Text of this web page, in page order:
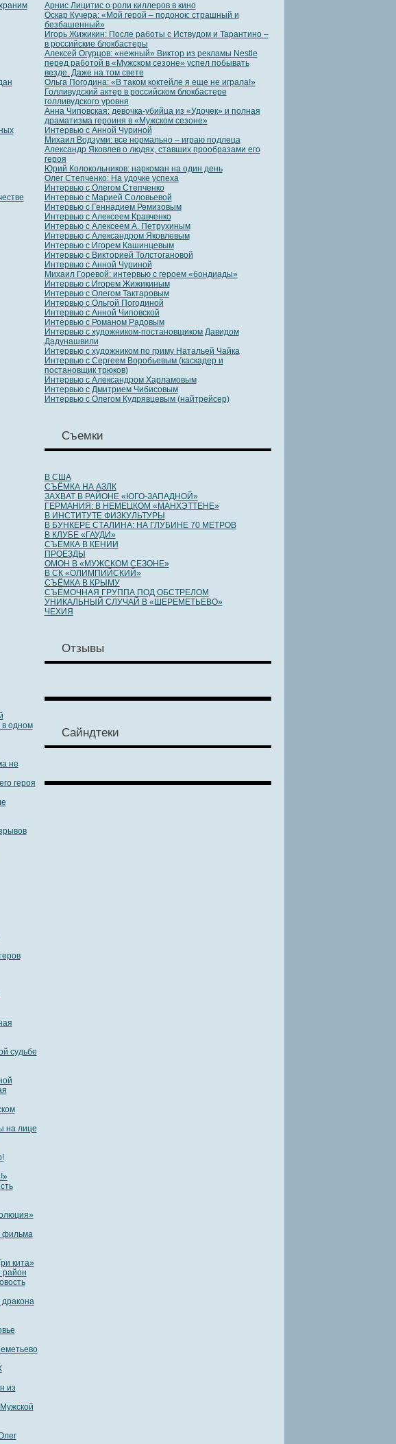
одном
не
героя
судьбе
на лице
фильма
кита»
район
из
Арнис Лицитис о роли киллеров в кино
Оскар Кучера: «Мой герой – подонок: страшный и
безбашенный»
Игорь Жижикин: После работы с Иствудом и Тарантино –
в российские блокбастеры
Алексей Огурцов: «нежный» Виктор из рекламы Nestle
перед работой в «Мужском сезоне» успел побывать
везде. Даже на том свете
Ольга Погодина: «В таком коктейле я еще не играла!»
Голливудский актер в российском блокбастере
голливудского уровня
Анна Чиповская: девочка-убийца из «Удочек» и полная
драматизма героиня в «Мужском сезоне»
Интервью с Анной Чуриной
Михаил Водзуми: все нормально – играю подлеца
Александр Яковлев о людях, ставших прообразами его
героя
Юрий Колокольников: наркоман на один день
Олег Степченко: На удочке успеха
Интервью с Олегом Степченко
Интервью с Марией Соловьевой
Интервью с Геннадием Ремизовым
Интервью с Алексеем Кравченко
Интервью с Алексеем А. Петрухиным
Интервью с Александром Яковлевым
Интервью с Игорем Кашинцевым
Интервью с Викторией Толстогановой
Интервью с Анной Чуриной
Михаил Горевой: интервью с героем «бондиады»
Интервью с Игорем Жижикиным
Интервью с Олегом Тактаровым
Интервью с Ольгой Погодиной
Интервью с Анной Чиповской
Интервью с Романом Радовым
Интервью c художником-постановщиком Давидом
Дадунашвили
Интервью с художником по гриму Натальей Чайка
Интервью с Сергеем Воробьевым (каскадер и
постановщик трюков)
Интервью с Александром Харламовым
Интервью с Дмитрием Чибисовым
Интервью с Олегом Кудрявцевым (найтрейсер)
Съемки
В США
СЪЁМКА НА АЗЛК
ЗАХВАТ В РАЙОНЕ «ЮГО-ЗАПАДНОЙ»
ГЕРМАНИЯ: В НЕМЕЦКОМ «МАНХЭТТЕНЕ»
В ИНСТИТУТЕ ФИЗКУЛЬТУРЫ
В БУНКЕРЕ СТАЛИНА: НА ГЛУБИНЕ 70 МЕТРОВ
В КЛУБЕ «ГАУДИ»
СЪЁМКА В КЕНИИ
ПРОЕЗДЫ
ОМОН В «МУЖСКОМ СЕЗОНЕ»
В СК «ОЛИМПИЙСКИЙ»
СЪЁМКА В КРЫМУ
СЪЁМОЧНАЯ ГРУППА ПОД ОБСТРЕЛОМ
УНИКАЛЬНЫЙ СЛУЧАЙ В «ШЕРЕМЕТЬЕВО»
ЧЕХИЯ
Отзывы
Сайндтеки